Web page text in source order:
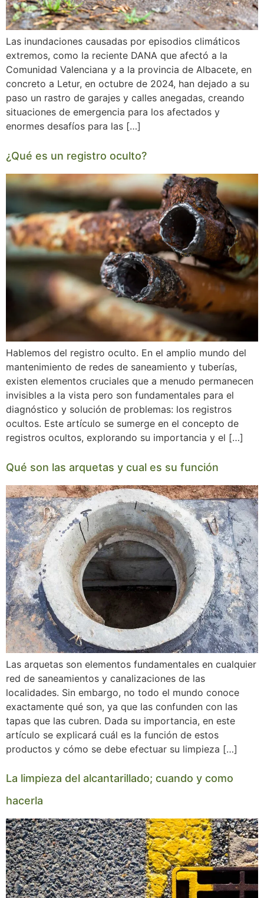
Las inundaciones causadas por episodios climáticos
extremos, como la reciente DANA que afectó a la
Comunidad Valenciana y a la provincia de Albacete, en
concreto a Letur, en octubre de 2024, han dejado a su
paso un rastro de garajes y calles anegadas, creando
situaciones de emergencia para los afectados y
enormes desafíos para las […]
¿Qué es un registro oculto?
Hablemos del registro oculto. En el amplio mundo del
mantenimiento de redes de saneamiento y tuberías,
existen elementos cruciales que a menudo permanecen
invisibles a la vista pero son fundamentales para el
diagnóstico y solución de problemas: los registros
ocultos. Este artículo se sumerge en el concepto de
registros ocultos, explorando su importancia y el […]
Qué son las arquetas y cual es su función
Las arquetas son elementos fundamentales en cualquier
red de saneamientos y canalizaciones de las
localidades. Sin embargo, no todo el mundo conoce
exactamente qué son, ya que las confunden con las
tapas que las cubren. Dada su importancia, en este
artículo se explicará cuál es la función de estos
productos y cómo se debe efectuar su limpieza […]
La limpieza del alcantarillado; cuando y como
hacerla